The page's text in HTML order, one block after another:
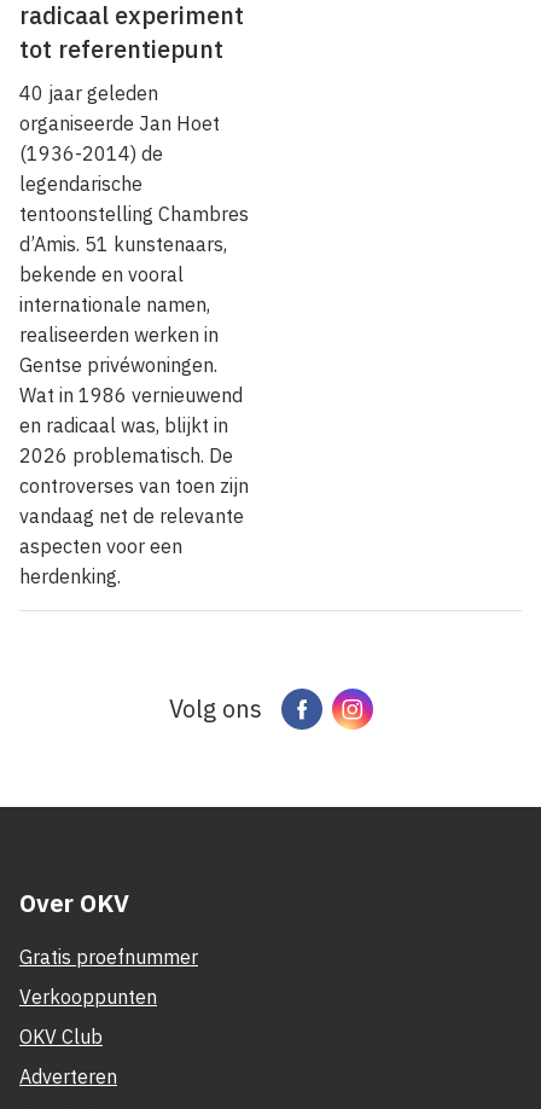
radicaal experiment
tot referentiepunt
40 jaar geleden
organiseerde Jan Hoet
(1936-2014) de
legendarische
tentoonstelling Chambres
d’Amis. 51 kunstenaars,
bekende en vooral
internationale namen,
realiseerden werken in
Gentse privéwoningen.
Wat in 1986 vernieuwend
en radicaal was, blijkt in
2026 problematisch. De
controverses van toen zijn
vandaag net de relevante
aspecten voor een
herdenking.
Volg ons FacebookInstagram
Over OKV
Gratis proefnummer
Verkooppunten
OKV Club
Adverteren